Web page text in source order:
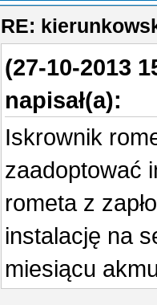
RE:
(27-10-2013
napisał(a):
Iskrownik
zaadoptować
rometa z
instalację na
miesiącu